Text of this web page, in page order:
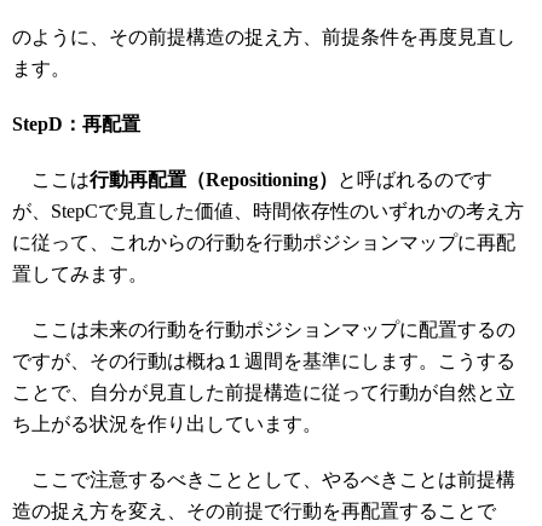
のように、その前提構造の捉え方、前提条件を再度見直し
ます。
StepD：再配置
ここは行動再配置（Repositioning）
と呼ばれるのです
が、StepCで見直した価値、時間依存性のいずれかの考え方
に従って、これからの行動を行動ポジションマップに再配
置してみます。
ここは未来の行動を行動ポジションマップに配置するの
ですが、その行動は概ね１週間を基準にします。こうする
ことで、自分が見直した前提構造に従って行動が自然と立
ち上がる状況を作り出しています。
ここで注意するべきこととして、やるべきことは前提構
造の捉え方を変え、その前提で行動を再配置することで